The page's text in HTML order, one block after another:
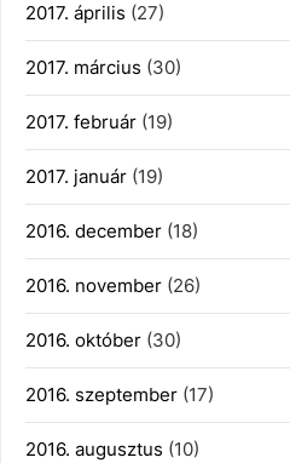
2017. április (27)
2017. március (30)
2017. február (19)
2017. január (19)
2016. december (18)
2016. november (26)
2016. október (30)
2016. szeptember (17)
2016. augusztus (10)